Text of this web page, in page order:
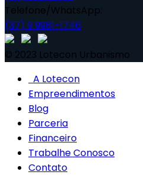
Telefone/WhatsApp:
(37) 9 9981-1746
© 2023 Lotecon Urbanismo
A Lotecon
Empreendimentos
Blog
Parceria
Financeiro
Trabalhe Conosco
Contato